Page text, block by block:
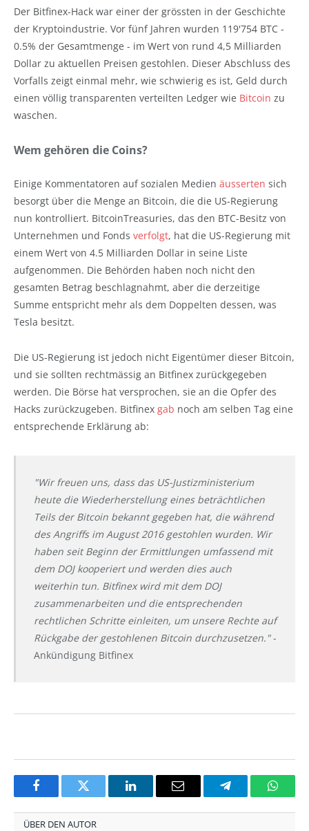
Der Bitfinex-Hack war einer der grössten in der Geschichte
der Kryptoindustrie. Vor fünf Jahren wurden 119'754 BTC -
0.5% der Gesamtmenge - im Wert von rund 4,5 Milliarden
Dollar zu aktuellen Preisen gestohlen. Dieser Abschluss des
Vorfalls zeigt einmal mehr, wie schwierig es ist, Geld durch
einen völlig transparenten verteilten Ledger wie Bitcoin zu
waschen.
Wem gehören die Coins?
Einige Kommentatoren auf sozialen Medien äusserten sich
besorgt über die Menge an Bitcoin, die die US-Regierung
nun kontrolliert. BitcoinTreasuries, das den BTC-Besitz von
Unternehmen und Fonds verfolgt, hat die US-Regierung mit
einem Wert von 4.5 Milliarden Dollar in seine Liste
aufgenommen. Die Behörden haben noch nicht den
gesamten Betrag beschlagnahmt, aber die derzeitige
Summe entspricht mehr als dem Doppelten dessen, was
Tesla besitzt.
Die US-Regierung ist jedoch nicht Eigentümer dieser Bitcoin,
und sie sollten rechtmässig an Bitfinex zurückgegeben
werden. Die Börse hat versprochen, sie an die Opfer des
Hacks zurückzugeben. Bitfinex gab noch am selben Tag eine
entsprechende Erklärung ab:
"Wir freuen uns, dass das US-Justizministerium
heute die Wiederherstellung eines beträchtlichen
Teils der Bitcoin bekannt gegeben hat, die während
des Angriffs im August 2016 gestohlen wurden. Wir
haben seit Beginn der Ermittlungen umfassend mit
dem DOJ kooperiert und werden dies auch
weiterhin tun. Bitfinex wird mit dem DOJ
zusammenarbeiten und die entsprechenden
rechtlichen Schritte einleiten, um unsere Rechte auf
Rückgabe der gestohlenen Bitcoin durchzusetzen."-
Ankündigung Bitfinex
FacebookTwitter LinkedInEmail Telegram
ÜBER DEN AUTOR